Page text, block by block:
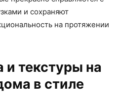
и сохраняют
на протяжении
и текстуры на
в стиле